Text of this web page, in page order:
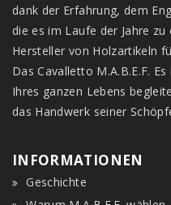
dank der Erfahrung, dem
die es im Laufe der Jahre
Hersteller von Holzartikeln
Das Cavalletto M.A.B.E.F.
Ihres ganzen Lebens
das Handwerk seiner
INFORMATIONEN
Geschichte